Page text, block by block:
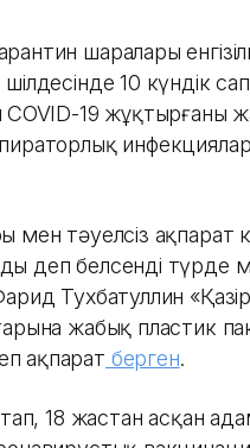
шаралары
10 күндік
COVID-19 жұқтырғаны
мен тәуелсіз ақпарат
деп белсенді түрде
Тухбатуллин
жабық пластик
ақпарат берген.
18 жастан асқан